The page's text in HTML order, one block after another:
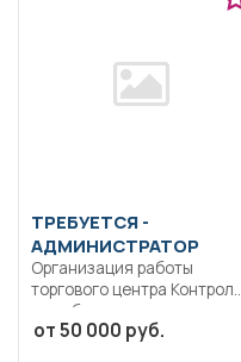
ТРЕБУЕТСЯ -
АДМИНИСТРАТОР
Организация работы
торгового центра Контроль
за соблюдением правил
для...
от 50 000 руб.